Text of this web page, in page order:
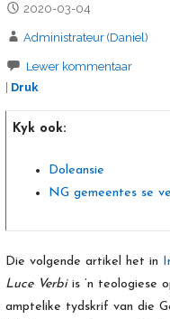
2020-03-04
Administrateur (Daniel)
Lewer kommentaar
| Druk
Kyk ook:
Doleansie
NG gemeentes se
Die volgende artikel het in
Luce Verbiis ’n teologiese
amptelike tydskrif van die